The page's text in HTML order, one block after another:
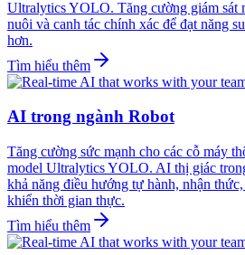
Ultralytics YOLO. Tăng cường giám sát
nuôi và canh tác chính xác để đạt năng
hơn.
Tìm hiểu thêm
AI trong ngành Robot
Tăng cường sức mạnh cho các cỗ máy
model Ultralytics YOLO. AI thị giác
khả năng điều hướng tự hành, nhận
khiển thời gian thực.
Tìm hiểu thêm